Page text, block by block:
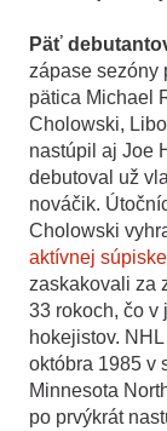
Päť
zápase sezóny
pätica Michael
Cholowski,
nastúpil aj Joe
debutoval už
nováčik.
Cholowski
aktívnej súpiske
zaskakovali za
33 rokoch, čo v
hokejistov.
októbra 1985 v
Minnesota
po prvýkrát